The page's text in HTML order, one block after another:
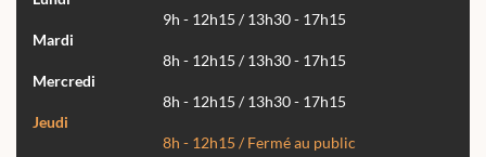
9h - 12h15 / 13h30 - 17h15
Mardi
8h - 12h15 / 13h30 - 17h15
Mercredi
8h - 12h15 / 13h30 - 17h15
Jeudi
8h - 12h15 / Fermé au public